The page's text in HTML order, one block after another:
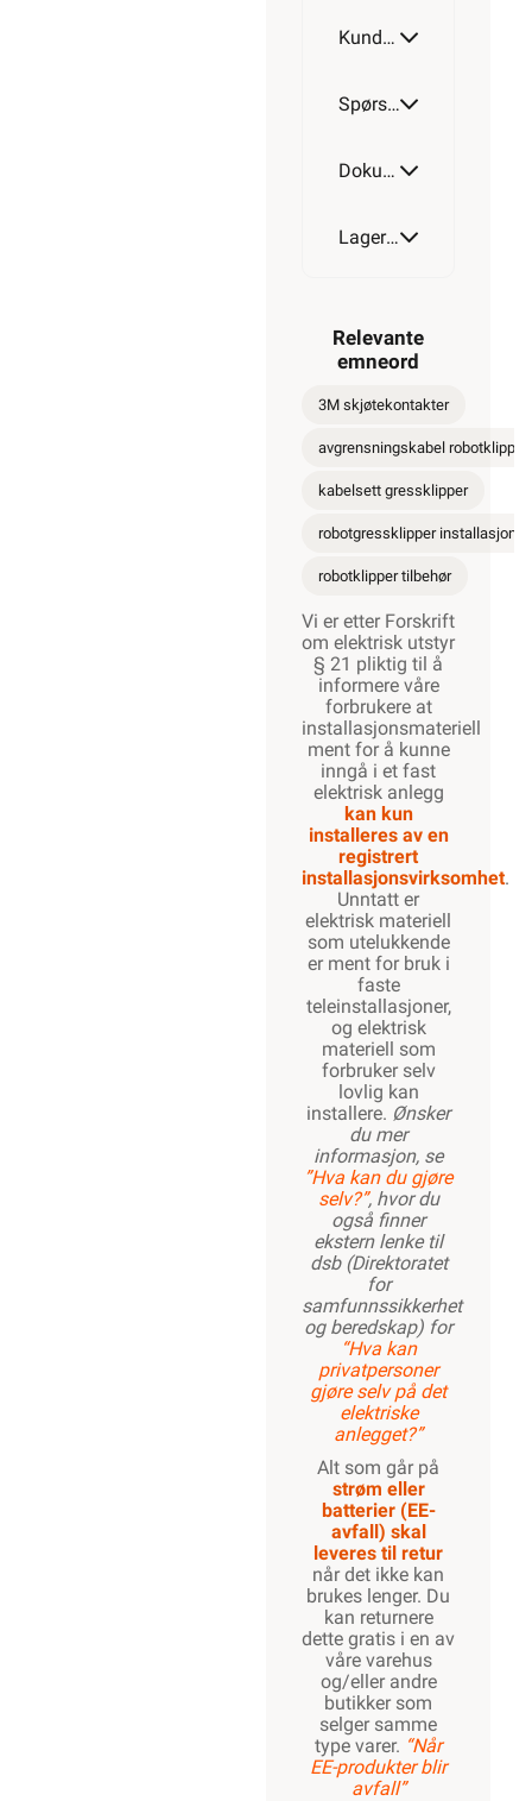
Kundeomtale
Spørsmål og svar
Dokumentasjon
Lagerstatus
Relevante
emneord
3M skjøtekontakter
avgrensningskabel robotklipper
kabelsett gressklipper
robotgressklipper installasjon
robotklipper tilbehør
Vi er etter Forskrift
om elektrisk utstyr
§ 21 pliktig til å
informere våre
forbrukere at
installasjonsmateriell
ment for å kunne
inngå i et fast
elektrisk anlegg
kan kun
installeres av en
registrert
installasjonsvirksomhet.
Unntatt er
elektrisk materiell
som utelukkende
er ment for bruk i
faste
teleinstallasjoner,
og elektrisk
materiell som
forbruker selv
lovlig kan
installere. Ønsker
du mer
informasjon, se
”Hva kan du gjøre
selv?”, hvor du
også finner
ekstern lenke til
dsb (Direktoratet
for
samfunnssikkerhet
og beredskap) for
“Hva kan
privatpersoner
gjøre selv på det
elektriske
anlegget?”
Alt som går på
strøm eller
batterier (EE-
avfall) skal
leveres til retur
når det ikke kan
brukes lenger. Du
kan returnere
dette gratis i en av
våre varehus
og/eller andre
butikker som
selger samme
type varer. “Når
EE-produkter blir
avfall”